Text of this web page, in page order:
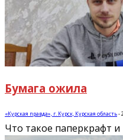
Бумага ожила
«Курская правда», г. Курск, Курская область-
Что такое паперкрафт